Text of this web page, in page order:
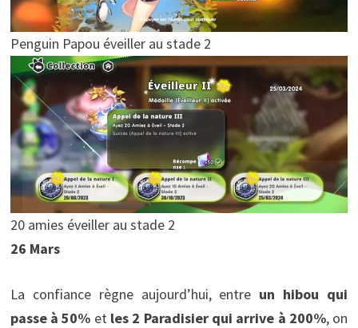
Penguin Papou éveiller au stade 2
20 amies éveiller au stade 2
26 Mars
La confiance règne aujourd’hui, entre un hibou qui
passe à 50% etles 2 Paradisier qui arrive à 200%, on